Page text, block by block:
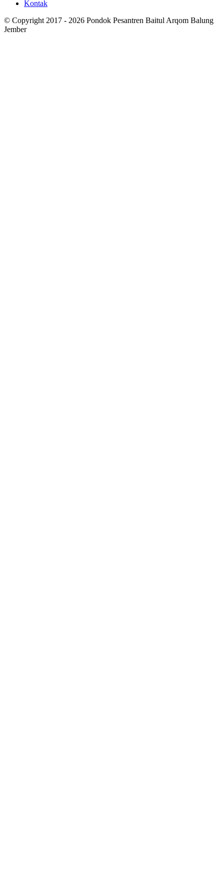
Kontak
© Copyright 2017 - 2026 Pondok Pesantren Baitul Arqom Balung
Jember